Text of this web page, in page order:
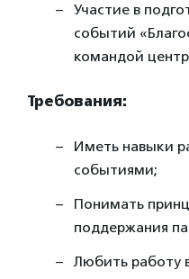
Участие в
событий
командой
Требования:
Иметь навыки
событиями;
Понимать
поддержания
Любить работу